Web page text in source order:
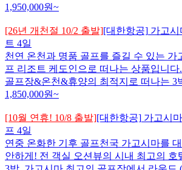
1,950,000원~
[26년 개천절 10/2 출발][대한항공] 가고시
트 4일
천연 온천과 명품 골프를 즐길 수 있는 가
프 리조트 케도인으로 떠나는 상품입니다
골프장&온천&휴양의 최적지로 떠나는 3
1,850,000원~
[10월 연휴! 10/8 출발][대한항공] 가고시
프 4일
연중 온화한 기후 골프천국 가고시마를
안하게! 전 객실 오션뷰의 시내 최고의 호